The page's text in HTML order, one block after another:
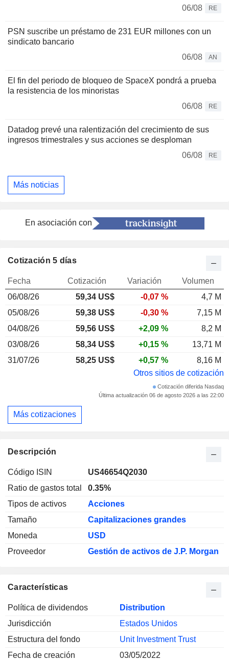
06/08 RE
PSN suscribe un préstamo de 231 EUR millones con un
sindicato bancario
06/08
AN
El fin del periodo de bloqueo de SpaceX pondrá a prueba
la resistencia de los minoristas
06/08
RE
Datadog prevé una ralentización del crecimiento de sus
ingresos trimestrales y sus acciones se desploman
06/08
RE
Más noticias
En asociación con
Cotización 5 días
Fecha Cotización Variación
Volumen
06/08/26
59,34 US$ -0,07 %
4,7 M
05/08/26
59,38 US$ -0,30 %
7,15 M
04/08/26
59,56 US$ +2,09 %
8,2 M
03/08/26
58,34 US$ +0,15 %
13,71 M
31/07/26
58,25 US$ +0,57 %
8,16 M
Otros sitios de cotización
Cotización diferida Nasdaq
Última actualización 06 de agosto 2026 a las 22:00
Más cotizaciones
Descripción
Código ISIN
US46654Q2030
Ratio de gastos total
0.35%
Tipos de activos
Acciones
Tamaño
Capitalizaciones grandes
Moneda
USD
Proveedor
Gestión de activos de J.P. Morgan
Características
Política de dividendos
Distribution
Jurisdicción
Estados Unidos
Estructura del fondo
Unit Investment Trust
Fecha de creación
03/05/2022